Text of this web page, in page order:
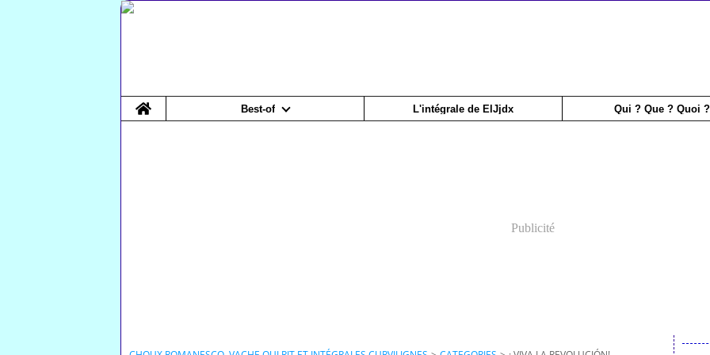
Home
Best-of L'intégrale de ElJjdx Qui ? Que ? Quoi ?
Publicité